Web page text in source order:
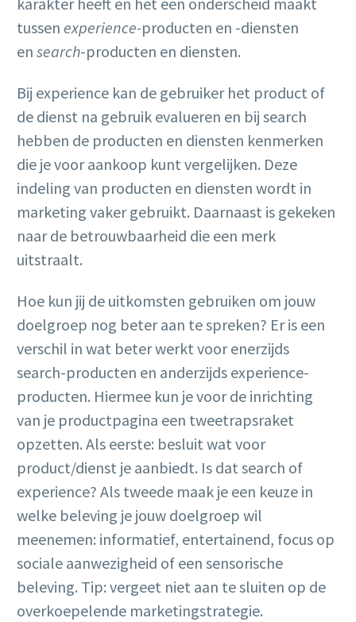
tussen experience-producten en -diensten
en search-producten en diensten.
Bij experience kan de gebruiker het product of
de dienst na gebruik evalueren en bij search
hebben de producten en diensten kenmerken
die je voor aankoop kunt vergelijken. Deze
indeling van producten en diensten wordt in
marketing vaker gebruikt. Daarnaast is gekeken
naar de betrouwbaarheid die een merk
uitstraalt.
Hoe kun jij de uitkomsten gebruiken om jouw
doelgroep nog beter aan te spreken? Er is een
verschil in wat beter werkt voor enerzijds
search-producten en anderzijds experience-
producten. Hiermee kun je voor de inrichting
van je productpagina een tweetrapsraket
opzetten. Als eerste: besluit wat voor
product/dienst je aanbiedt. Is dat search of
experience? Als tweede maak je een keuze in
welke beleving je jouw doelgroep wil
meenemen: informatief, entertainend, focus op
sociale aanwezigheid of een sensorische
beleving. Tip: vergeet niet aan te sluiten op de
overkoepelende marketingstrategie.